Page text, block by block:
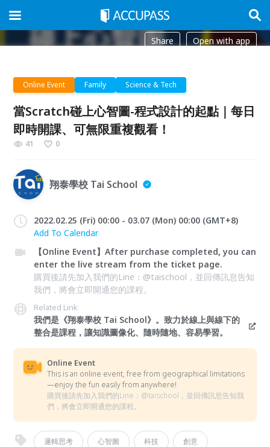
Share Open with app
Online Event Family Science & Tech
當Scratch碰上心智圖-程式設計的起點｜每日
即時開課、可無限重複觀看！
41 0
翔泰學校 Tai School
2022.02.25 (Fri) 00:00 - 03.07 (Mon) 00:00 (GMT+8)
Add To Calendar
【Online Event】After purchase completed, you can
enter the live stream from the ticket page.
購買後請先加入我們的Line：@taischool，並回傳訊息告知
我們，將會立即開通您的課程。
Related Link
我們是《翔泰學校 Tai School》。致力於線上與線下的
整合是課程，讓知識圖像化、隨時隨地、容易學習。
Online Event
This is an online event, free from geographical limitations
—enjoy the fun easily from anywhere!
購買後請先加入我們的Line：@taischool，並回傳訊息告知我
們，將會立即開通您的課程。
邏輯思考 心智圖 科技 創意